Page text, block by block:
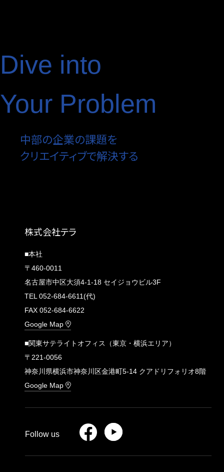
Dive into
Your Problem
中部の企業の課題を
クリエイティブで解決する
株式会社テラ
■本社
〒460-0011
名古屋市中区大須4-1-18 セイジョウビル3F
TEL 052-684-6611(代)
FAX 052-684-6622
Google Map
■関東サテライトオフィス（東京・横浜エリア）
〒221-0056
神奈川県横浜市神奈川区金港町5-14 クアドリフォリオ8階
Google Map
Follow us